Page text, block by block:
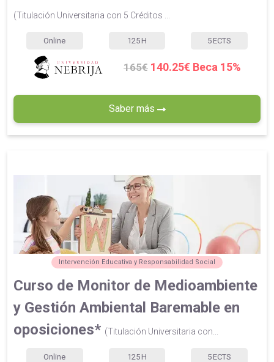
(Titulación Universitaria con 5 Créditos ...
Online 125 H 5 ECTS
165€ 140.25€ Beca 15%
Saber más
Intervención Educativa y Responsabilidad Social
Curso de Monitor de Medioambiente
y Gestión Ambiental Baremable en
oposiciones* (Titulación Universitaria con...
Online 125 H 5 ECTS